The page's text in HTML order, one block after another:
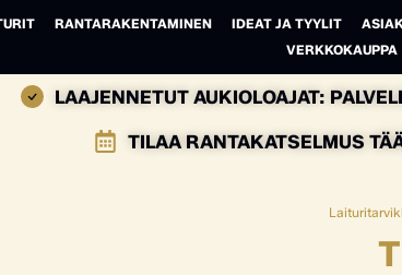
RANTARAKENTAMINEN IDEAT JA TYYLIT
VERKKOKAUPPA
LAAJENNETUT AUKIOLOAJAT:
TILAA RANTAKATSELMUS